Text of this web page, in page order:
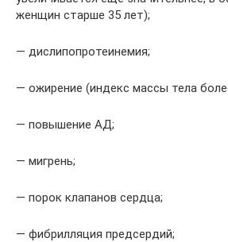
женщин старше 35 лет);
— дислипопротеинемия;
— ожирение (индекс массы тела
— повышение АД;
— мигрень;
— порок клапанов сердца;
— фибрилляция предсердий;